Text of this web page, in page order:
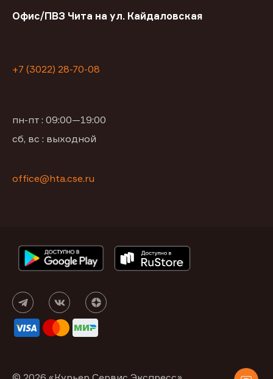
Офис/ПВЗ Чита на ул. Кайдаловская
+7 (3022) 28-70-08
пн-пт : 09:00—19:00
сб, вс : выходной
office@hta.cse.ru